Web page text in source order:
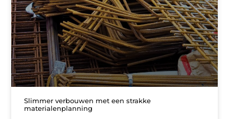
Slimmer verbouwen met een strakke
materialenplanning